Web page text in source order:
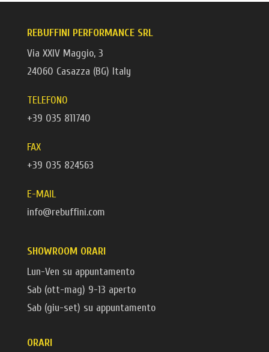
REBUFFINI PERFORMANCE SRL
Via XXIV Maggio, 3
24060 Casazza (BG) Italy
TELEFONO
+39 035 811740
FAX
+39 035 824563
E-MAIL
info@rebuffini.com
SHOWROOM ORARI
Lun-Ven su appuntamento
Sab (ott-mag) 9-13 aperto
Sab (giu-set) su appuntamento
ORARI